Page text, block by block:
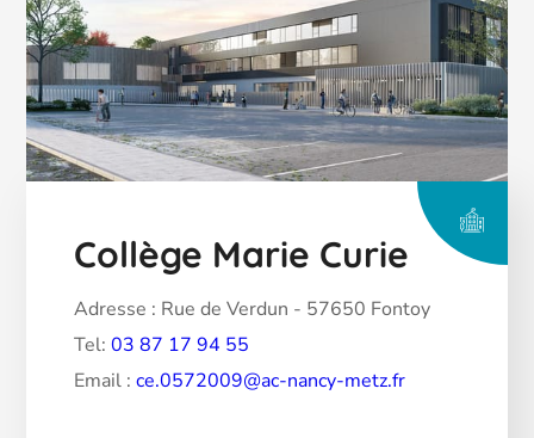
Collège Marie Curie
Adresse : Rue de Verdun - 57650 Fontoy
Tel:03 87 17 94 55
Email :ce.0572009@ac-nancy-metz.fr